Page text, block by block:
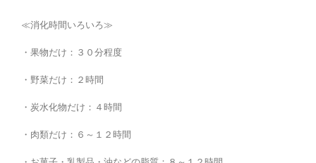
≪消化時間いろいろ≫
・果物だけ：３０分程度
・野菜だけ：２時間
・炭水化物だけ：４時間
・肉類だけ：６～１２時間